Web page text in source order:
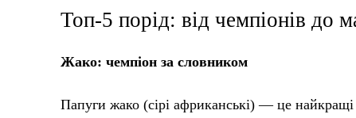
Топ-5 порід: від чемпіонів до
Жако: чемпіон за словником
Папуги жако (сірі африканські) — це